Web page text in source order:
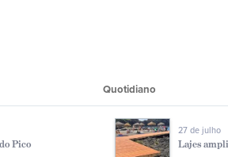
Quotidiano
Pico
27 de julho
Lajes